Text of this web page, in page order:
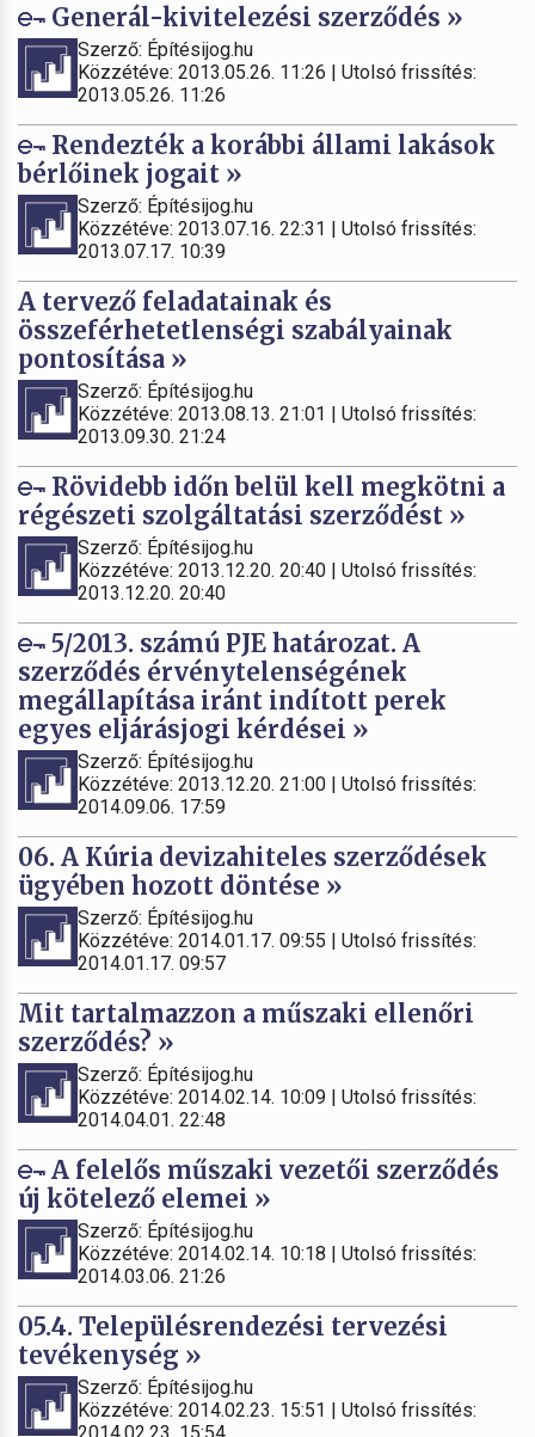
Generál-kivitelezési szerződés »
Szerző: Építésijog.hu
Közzétéve: 2013.05.26. 11:26 | Utolsó frissítés:
2013.05.26. 11:26
Rendezték a korábbi állami lakások
bérlőinek jogait »
Szerző: Építésijog.hu
Közzétéve: 2013.07.16. 22:31 | Utolsó frissítés:
2013.07.17. 10:39
A tervező feladatainak és
összeférhetetlenségi szabályainak
pontosítása »
Szerző: Építésijog.hu
Közzétéve: 2013.08.13. 21:01 | Utolsó frissítés:
2013.09.30. 21:24
Rövidebb időn belül kell megkötni a
régészeti szolgáltatási szerződést »
Szerző: Építésijog.hu
Közzétéve: 2013.12.20. 20:40 | Utolsó frissítés:
2013.12.20. 20:40
5/2013. számú PJE határozat. A
szerződés érvénytelenségének
megállapítása iránt indított perek
egyes eljárásjogi kérdései »
Szerző: Építésijog.hu
Közzétéve: 2013.12.20. 21:00 | Utolsó frissítés:
2014.09.06. 17:59
06. A Kúria devizahiteles szerződések
ügyében hozott döntése »
Szerző: Építésijog.hu
Közzétéve: 2014.01.17. 09:55 | Utolsó frissítés:
2014.01.17. 09:57
Mit tartalmazzon a műszaki ellenőri
szerződés? »
Szerző: Építésijog.hu
Közzétéve: 2014.02.14. 10:09 | Utolsó frissítés:
2014.04.01. 22:48
A felelős műszaki vezetői szerződés
új kötelező elemei »
Szerző: Építésijog.hu
Közzétéve: 2014.02.14. 10:18 | Utolsó frissítés:
2014.03.06. 21:26
05.4. Településrendezési tervezési
tevékenység »
Szerző: Építésijog.hu
Közzétéve: 2014.02.23. 15:51 | Utolsó frissítés:
2014.02.23. 15:54